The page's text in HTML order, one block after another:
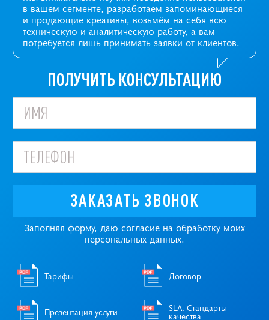
в вашем сегменте, разработаем запоминающиеся
и продающие креативы, возьмём на себя всю
техническую и аналитическую работу, а вам
потребуется лишь принимать заявки от клиентов.
ПОЛУЧИТЬ КОНСУЛЬТАЦИЮ
ЗАКАЗАТЬ ЗВОНОК
Заполняя форму, даю согласие на обработку моих
персональных данных.
Тарифы Договор
Презентация услуги SLA. Стандарты
качества